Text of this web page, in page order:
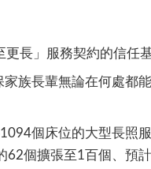
長」服務契約的信任基
族長輩無論在何處都
個床位的大型長照
62個擴張至1百個、預